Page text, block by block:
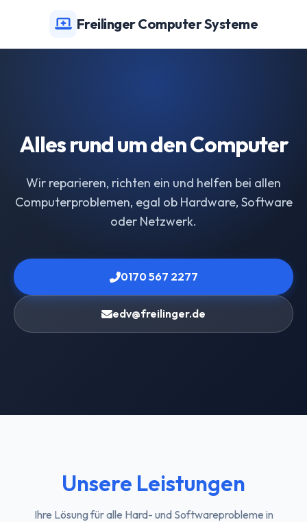
Freilinger Computer Systeme
Alles rund um den Computer
Wir reparieren, richten ein und helfen bei allen
Computerproblemen, egal ob Hardware, Software
oder Netzwerk.
0170 567 2277
edv@freilinger.de
Unsere Leistungen
Ihre Lösung für alle Hard- und Softwareprobleme in